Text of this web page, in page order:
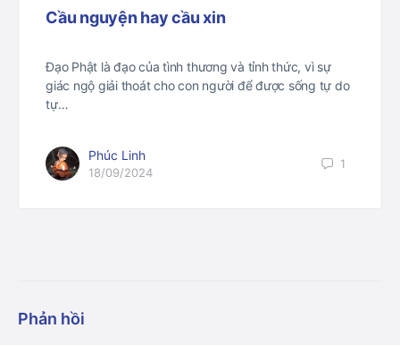
Cầu nguyện hay cầu xin
Đạo Phật là đạo của tình thương và tỉnh thức, vì sự
giác ngộ giải thoát cho con người để được sống tự do
tự…
Phúc Linh
18/09/2024
1
Phản hồi